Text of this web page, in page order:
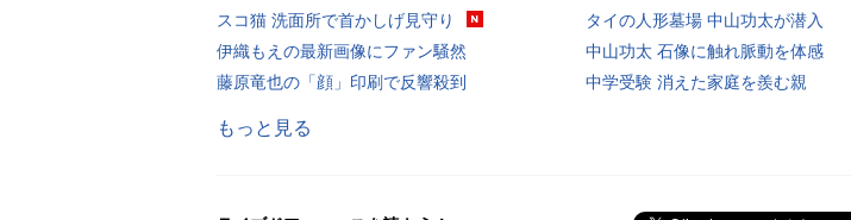
スコ猫 洗面所で首かしげ見守り
伊織もえの最新画像にファン騒然
藤原竜也の「顔」印刷で反響殺到
タイの人形墓場 中山功太が潜入
中山功太 石像に触れ脈動を体感
中学受験 消えた家庭を羨む親
もっと見る